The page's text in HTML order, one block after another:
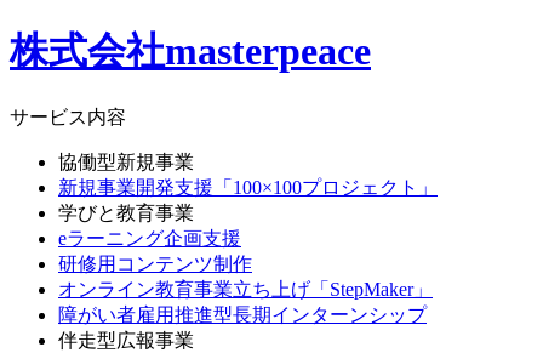
株式会社masterpeace
サービス内容
協働型新規事業
新規事業開発支援「100×100プロジェクト」
学びと教育事業
eラーニング企画支援
研修用コンテンツ制作
オンライン教育事業立ち上げ「StepMaker」
障がい者雇用推進型長期インターンシップ
伴走型広報事業